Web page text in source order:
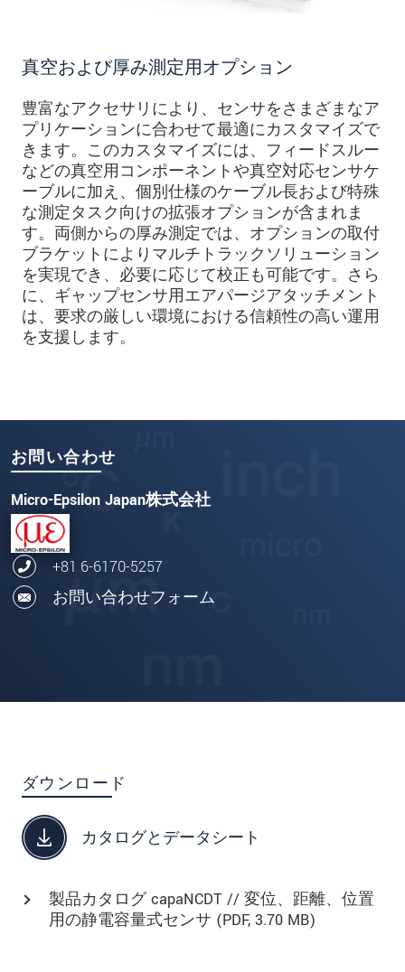
真空および厚み測定用オプション
豊富なアクセサリにより、センサをさまざまなア
プリケーションに合わせて最適にカスタマイズで
きます。このカスタマイズには、フィードスルー
などの真空用コンポーネントや真空対応センサケ
ーブルに加え、個別仕様のケーブル長および特殊
な測定タスク向けの拡張オプションが含まれま
す。両側からの厚み測定では、オプションの取付
ブラケットによりマルチトラックソリューション
を実現でき、必要に応じて校正も可能です。さら
に、ギャップセンサ用エアパージアタッチメント
は、要求の厳しい環境における信頼性の高い運用
を支援します。
お問い合わせ
Micro-Epsilon Japan株式会社
+81 6-6170-5257
お問い合わせフォーム
ダウンロード
カタログとデータシート
製品カタログ capaNCDT // 変位、距離、位置
用の静電容量式センサ (PDF, 3.70 MB)